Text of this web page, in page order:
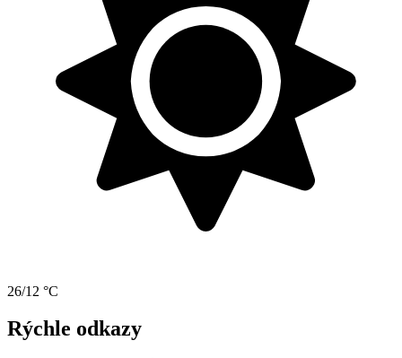
26/12 °C
Rýchle odkazy